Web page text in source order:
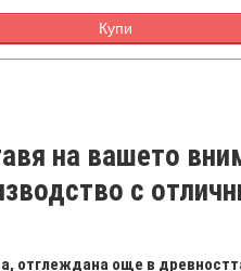
Купи
на вашето
с
отглеждана още в